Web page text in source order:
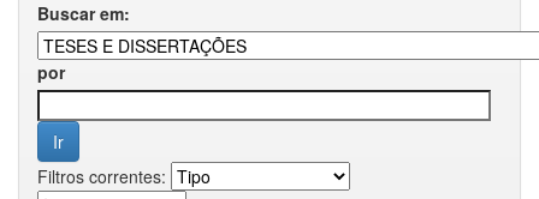
Buscar em:
por
Filtros correntes: